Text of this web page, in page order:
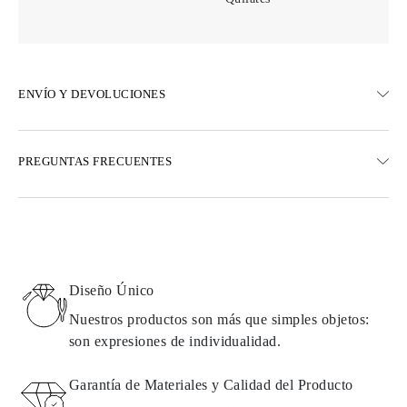
ENVÍO Y DEVOLUCIONES
Opciones de entrega exprés también están disponibles
Detalles sobre métodos de envío, costos y tiempos de entrega se
pueden encontrar en laspreguntas frecuentes sobre la entrega
Todos los productos de Omara se fabrican por encargo según los
PREGUNTAS FRECUENTES
Diseño Único
Nuestros productos son más que simples objetos:
son expresiones de individualidad.
Garantía de Materiales y Calidad del Producto